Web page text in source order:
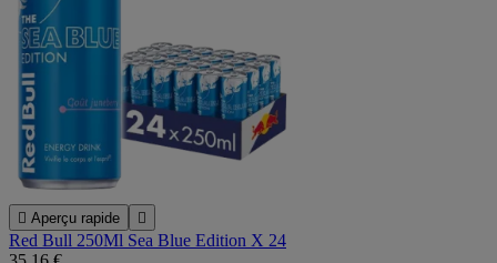
 Aperçu rapide 
Red Bull 250Ml Sea Blue Edition X 24